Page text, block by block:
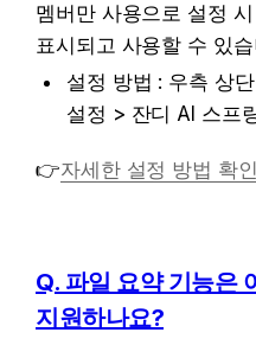
멤버만 사용으로 설정
표시되고 사용할 수 있습
설정 방법 : 우측 상
설정 > 잔디 AI 스프
👉자세한 설정 방법 확
Q. 파일 요약 기능은
지원하나요?